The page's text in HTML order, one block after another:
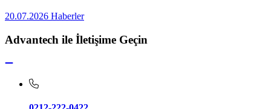
20.07.2026 Haberler
Advantech ile İletişime Geçin